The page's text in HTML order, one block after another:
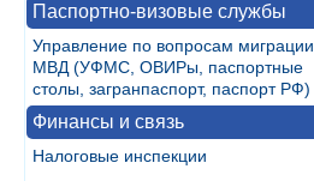
Паспортно-визовые службы
Управление по вопросам миграции
МВД (УФМС, ОВИРы, паспортные
столы, загранпаспорт, паспорт РФ)
Финансы и связь
Налоговые инспекции